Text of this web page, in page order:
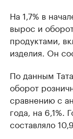
На 1,7% в
вырос и
продуктами,
изделия. Он
По данным
оборот
сравнению с
года, на 6,1%.
составляло